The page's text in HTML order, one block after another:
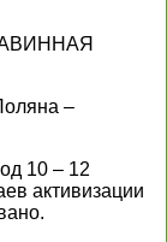
–
10 – 12
активизации